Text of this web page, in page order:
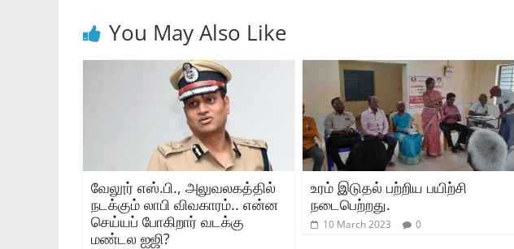
You May Also Like
வேலூர் எஸ்.பி., அலுவலகத்தில்
நடக்கும் லாபி விவகாரம்.. என்ன
செய்யப் போகிறார் வடக்கு
மண்டல ஐஜி?
உரம் இடுதல் பற்றிய பயிற்சி
நடைபெற்றது.
10 March 2023 0